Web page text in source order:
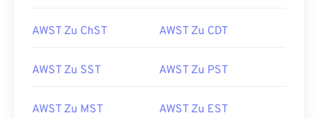
AWST Zu ChST AWST Zu CDT
AWST Zu SST AWST Zu PST
AWST Zu MST AWST Zu EST